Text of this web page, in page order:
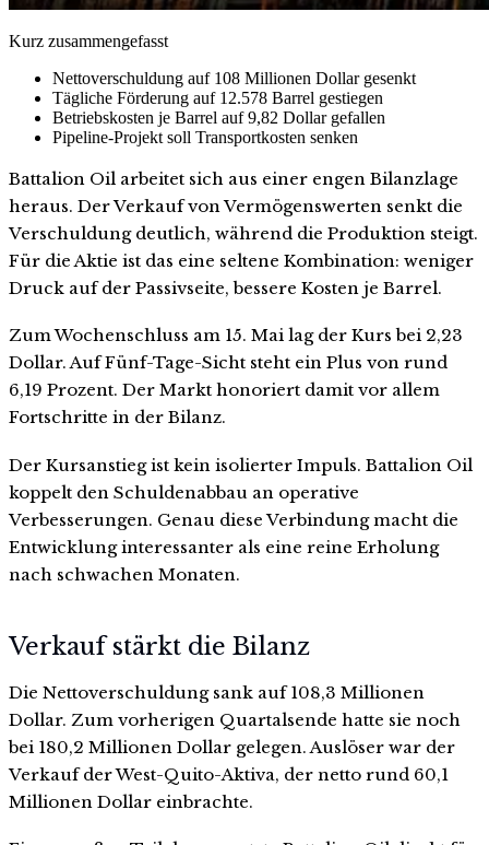
Kurz zusammengefasst
Nettoverschuldung auf 108 Millionen Dollar gesenkt
Tägliche Förderung auf 12.578 Barrel gestiegen
Betriebskosten je Barrel auf 9,82 Dollar gefallen
Pipeline-Projekt soll Transportkosten senken
Battalion Oil arbeitet sich aus einer engen Bilanzlage
heraus. Der Verkauf von Vermögenswerten senkt die
Verschuldung deutlich, während die Produktion steigt.
Für die Aktie ist das eine seltene Kombination: weniger
Druck auf der Passivseite, bessere Kosten je Barrel.
Zum Wochenschluss am 15. Mai lag der Kurs bei 2,23
Dollar. Auf Fünf-Tage-Sicht steht ein Plus von rund
6,19 Prozent. Der Markt honoriert damit vor allem
Fortschritte in der Bilanz.
Der Kursanstieg ist kein isolierter Impuls. Battalion Oil
koppelt den Schuldenabbau an operative
Verbesserungen. Genau diese Verbindung macht die
Entwicklung interessanter als eine reine Erholung
nach schwachen Monaten.
Verkauf stärkt die Bilanz
Die Nettoverschuldung sank auf 108,3 Millionen
Dollar. Zum vorherigen Quartalsende hatte sie noch
bei 180,2 Millionen Dollar gelegen. Auslöser war der
Verkauf der West-Quito-Aktiva, der netto rund 60,1
Millionen Dollar einbrachte.